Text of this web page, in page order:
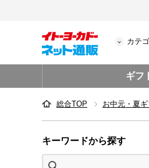
カテ
ギフ
総合TOP お中元・夏
キーワードから探す